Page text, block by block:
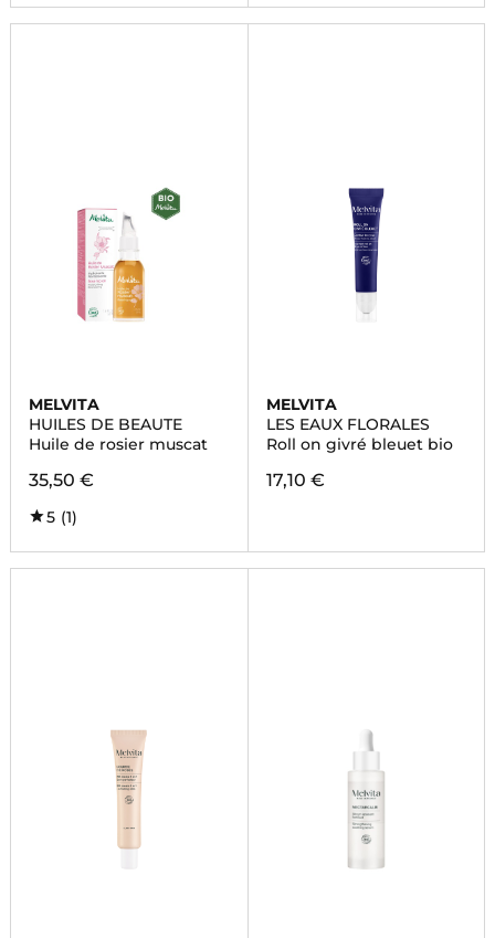
MELVITA
HUILES DE BEAUTE
Huile de rosier muscat
35,50 €
5 (1)
MELVITA
LES EAUX FLORALES
Roll on givré bleuet bio
17,10 €